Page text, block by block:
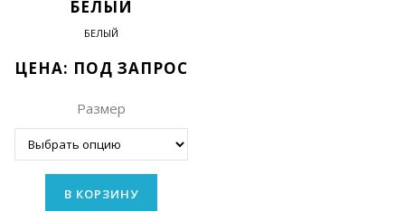
БЕЛЫЙ
БЕЛЫЙ
ЦЕНА: ПОД ЗАПРОС
Размер
В КОРЗИНУ